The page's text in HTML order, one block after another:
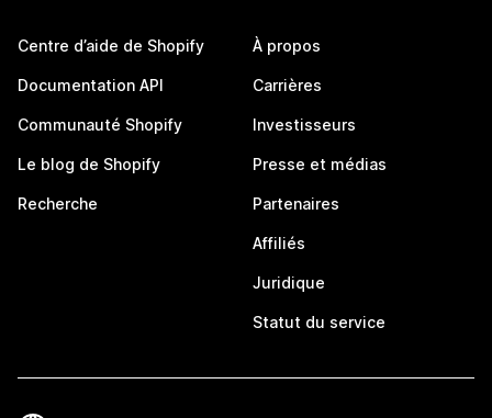
Centre d’aide de Shopify
Documentation API
Communauté Shopify
Le blog de Shopify
Recherche
À propos
Carrières
Investisseurs
Presse et médias
Partenaires
Affiliés
Juridique
Statut du service